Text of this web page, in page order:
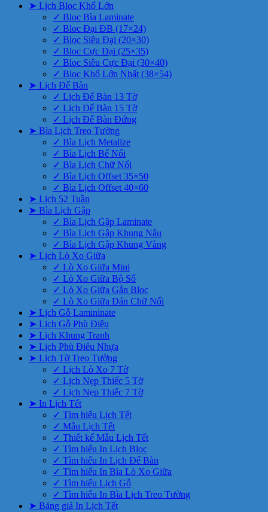
➤ Lịch Bloc Khổ Lớn
✓ Bloc Bìa Laminate
✓ Bloc Đại ĐB (17×24)
✓ Bloc Siêu Đại (20×30)
✓ Bloc Cực Đại (25×35)
✓ Bloc Siêu Cực Đại (30×40)
✓ Bloc Khổ Lớn Nhất (38×54)
➤ Lịch Để Bàn
✓ Lịch Để Bàn 13 Tờ
✓ Lịch Để Bàn 15 Tờ
✓ Lịch Để Bàn Đứng
➤ Bìa Lịch Treo Tường
✓ Bìa Lịch Metalize
✓ Bìa Lịch Bế Nổi
✓ Bìa Lịch Chữ Nổi
✓ Bìa Lịch Offset 35×50
✓ Bìa Lịch Offset 40×60
➤ Lịch 52 Tuần
➤ Bìa Lịch Gập
✓ Bìa Lịch Gập Laminate
✓ Bìa Lịch Gập Khung Nâu
✓ Bìa Lịch Gập Khung Vàng
➤ Lịch Lò Xo Giữa
✓ Lò Xo Giữa Mini
✓ Lò Xo Giữa Bộ Số
✓ Lò Xo Giữa Gắn Bloc
✓ Lò Xo Giữa Dán Chữ Nổi
➤ Lịch Gỗ Lamininate
➤ Lịch Gỗ Phù Điêu
➤ Lịch Khung Tranh
➤ Lịch Phù Điêu Nhựa
➤ Lịch Tờ Treo Tường
✓ Lịch Lò Xo 7 Tờ
✓ Lịch Nẹp Thiếc 5 Tờ
✓ Lịch Nẹp Thiếc 7 Tờ
➤ In Lịch Tết
✓ Tìm hiểu Lịch Tết
✓ Mẫu Lịch Tết
✓ Thiết kế Mẫu Lịch Tết
✓ Tìm hiểu In Lịch Bloc
✓ Tìm hiểu In Lịch Để Bàn
✓ Tìm hiểu In Bìa Lò Xo Giữa
✓ Tìm hiểu Lịch Gỗ
✓ Tìm hiểu In Bìa Lịch Treo Tường
➤ Bảng giá In Lịch Tết